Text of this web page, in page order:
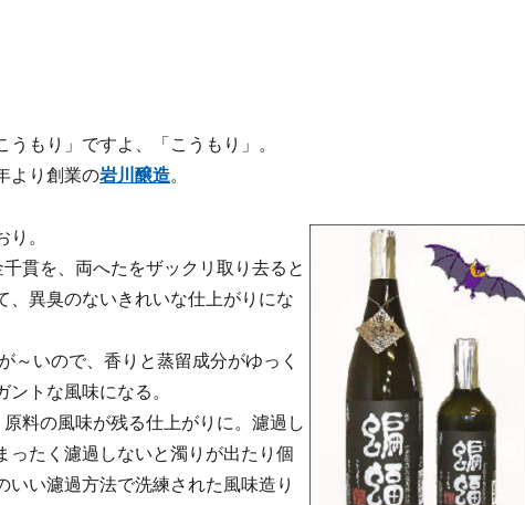
うもり」ですよ、「こうもり」。
より創業の岩川醸造。
。
貫を、両へたをザックリ取り去ると
、異臭のないきれいな仕上がりにな
～いので、香りと蒸留成分がゆっく
トな風味になる。
料の風味が残る仕上がりに。濾過し
ったく濾過しないと濁りが出たり個
い濾過方法で洗練された風味造り